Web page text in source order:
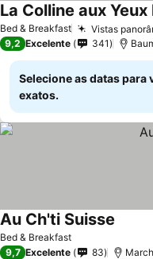
Bed & Breakfast Vistas
La Colline aux
9,2 Excelente 341
Selecione as datas para
exatos.
Bed & Breakfast
Au Ch'ti Suisse
9,7 Excelente 83